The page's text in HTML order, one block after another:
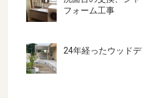
フォーム工事
24年経ったウッド